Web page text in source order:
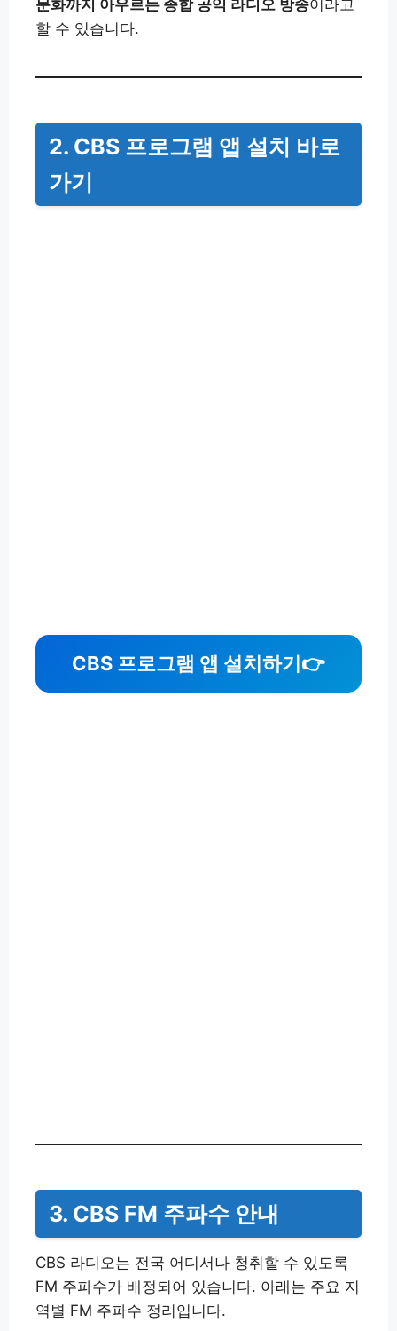
문화까지 아우르는 종합 공익 라디오 방송이라고
할 수 있습니다.
2. CBS 프로그램 앱 설치 바로
가기
CBS 프로그램 앱 설치하기👉
3. CBS FM 주파수 안내
CBS 라디오는 전국 어디서나 청취할 수 있도록
FM 주파수가 배정되어 있습니다. 아래는 주요 지
역별 FM 주파수 정리입니다.